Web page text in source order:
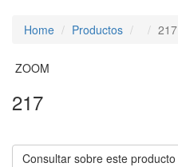
Home Productos 217
ZOOM
217
Consultar sobre este producto